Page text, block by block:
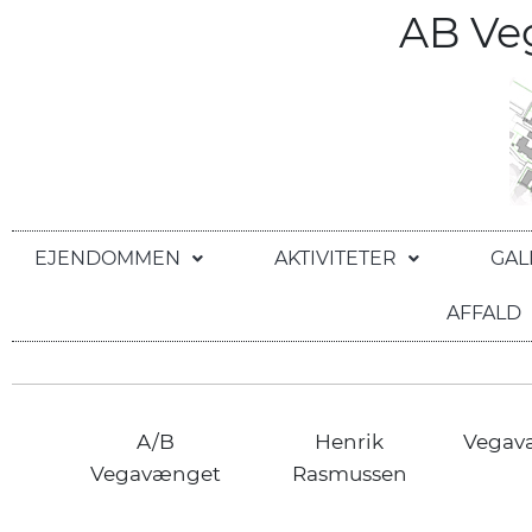
AB
EJENDOMMEN AKTIVITETER
AFFALD
A/B
Vegavænget
Henrik
Rasmussen